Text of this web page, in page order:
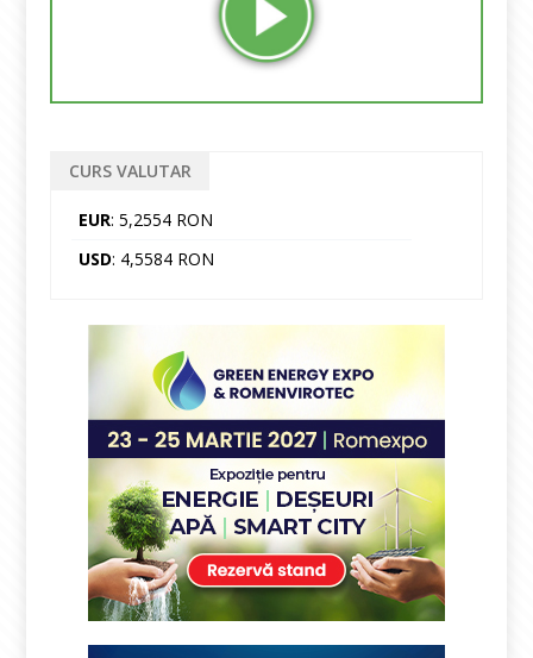
CURS VALUTAR
EUR: 5,2554 RON
USD: 4,5584 RON